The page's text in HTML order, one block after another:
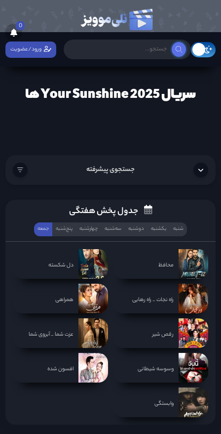
0
ورود/عضویت
سریال Your Sunshine 2025 ها
جستجوی پیشرفته
جدول پخش هفتگی
شنبه یکشنبه دوشنبه سه‌‌شنبه چهارشنبه پنج‌شنبه جمعه
محافظ دل شکسته
راه نجات _ راه رهایی همراهی
رقص شیر عزت شما _ آبروی شما
وسوسه شیطانی افسون شده
وابستگی